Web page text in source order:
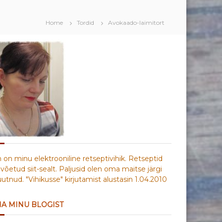
Home Tordid Avokaado-laimitort
on minu elektrooniline retseptivihik. Retseptid
siit-sealt. Paljusid olen oma maitse järgi
"Vihikusse" kirjutamist alustasin 1.04.2010
MINU BLOGIST